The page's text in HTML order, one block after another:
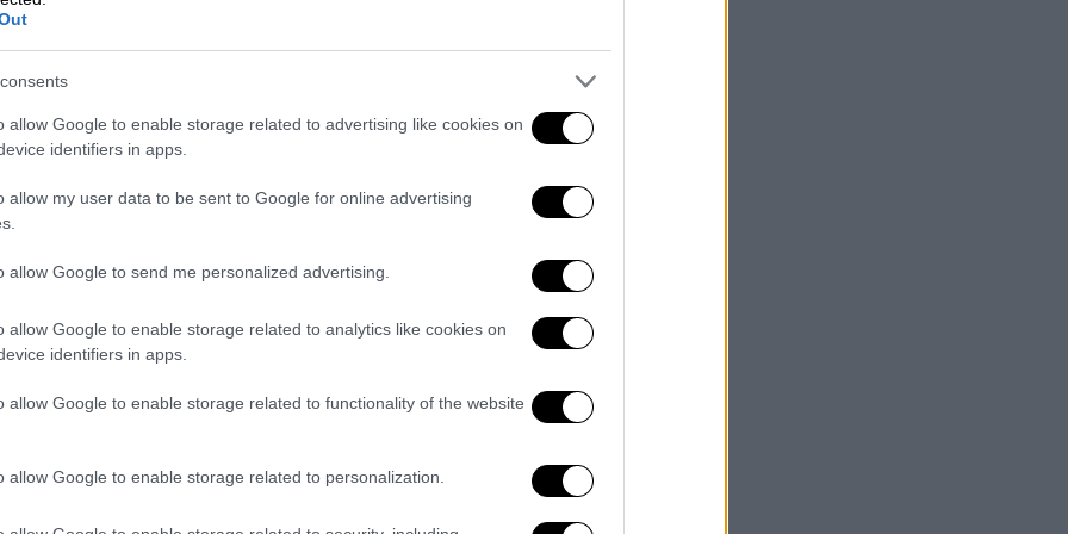
allow Google to enable storage related to advertising like cookies on
identifiers in apps.
allow my user data to be sent to Google for online advertising
allow Google to send me personalized advertising.
allow Google to enable storage related to analytics like cookies on
identifiers in apps.
allow Google to enable storage related to functionality of the website
allow Google to enable storage related to personalization.
από τη Νότια Αφρική δείχνουν πως
κύματος σε αυτή τη χώρα»
στην επίσημη καταγραφή των
αποκλιμάκωση. Κάτι που είχε συμβεί
του υπουργείου υγείας της Ν. Αφρικής
περιμένουμε λίγες ημέρες ακόμη να
που δημοσιεύουν τα ΜΜΕ, κάποιος μπορεί
στην ουσία το πρόβλημα είναι
ακόμη.